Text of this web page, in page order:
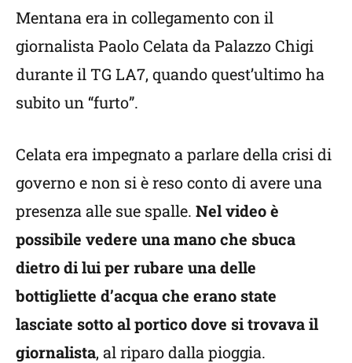
Mentana era in collegamento con il
giornalista Paolo Celata da Palazzo Chigi
durante il TG LA7, quando quest’ultimo ha
subito un “furto”.
Celata era impegnato a parlare della crisi di
governo e non si è reso conto di avere una
presenza alle sue spalle. Nel video è
possibile vedere una mano che sbuca
dietro di lui per rubare una delle
bottigliette d’acqua che erano state
lasciate sotto al portico dove si trovava il
giornalista, al riparo dalla pioggia.